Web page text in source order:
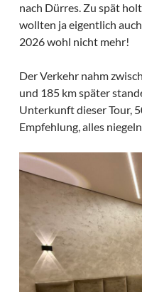
nach Dürres. Zu spät
wollten ja eigentlich
2026 wohl nicht mehr!
Der Verkehr nahm
und 185 km später
Unterkunft dieser Tour,
Empfehlung, alles